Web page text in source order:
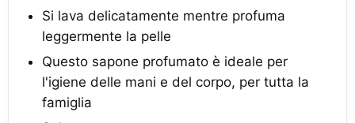
Si lava delicatamente mentre profuma
leggermente la pelle
Questo sapone profumato è ideale per
l'igiene delle mani e del corpo, per tutta la
famiglia